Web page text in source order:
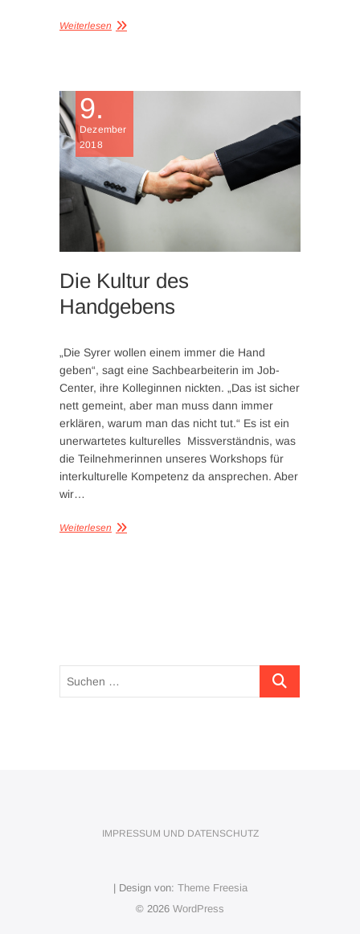
Weiterlesen
9.
Dezember
2018
Die Kultur des
Handgebens
„Die Syrer wollen einem immer die Hand
geben“, sagt eine Sachbearbeiterin im Job-
Center, ihre Kolleginnen nickten. „Das ist sicher
nett gemeint, aber man muss dann immer
erklären, warum man das nicht tut.“ Es ist ein
unerwartetes kulturelles Missverständnis, was
die Teilnehmerinnen unseres Workshops für
interkulturelle Kompetenz da ansprechen. Aber
wir…
Weiterlesen
Suchen …
IMPRESSUM UND DATENSCHUTZ
| Design von: Theme Freesia
© 2026 WordPress